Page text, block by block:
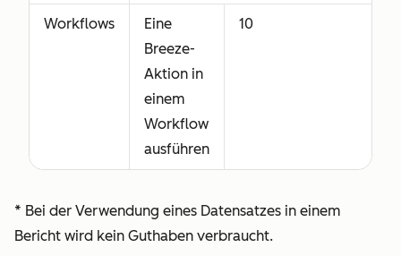
Workflows
Eine
Breeze-
Aktion in
einem
Workflow
ausführen
10
* Bei der Verwendung eines Datensatzes in einem
Bericht wird kein Guthaben verbraucht.